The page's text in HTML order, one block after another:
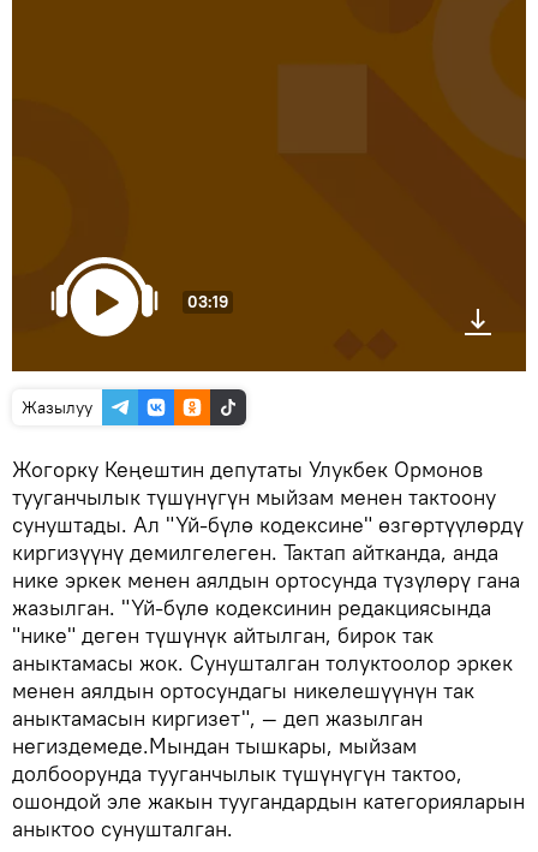
03:19
Жазылуу
Жогорку Кеңештин депутаты Улукбек Ормонов
тууганчылык түшүнүгүн мыйзам менен тактоону
сунуштады. Ал "Үй-бүлө кодексине" өзгөртүүлөрдү
киргизүүнү демилгелеген. Тактап айтканда, анда
нике эркек менен аялдын ортосунда түзүлөрү гана
жазылган. "Үй-бүлө кодексинин редакциясында
"нике" деген түшүнүк айтылган, бирок так
аныктамасы жок. Сунушталган толуктоолор эркек
менен аялдын ортосундагы никелешүүнүн так
аныктамасын киргизет", — деп жазылган
негиздемеде.Мындан тышкары, мыйзам
долбоорунда тууганчылык түшүнүгүн тактоо,
ошондой эле жакын туугандардын категорияларын
аныктоо сунушталган.